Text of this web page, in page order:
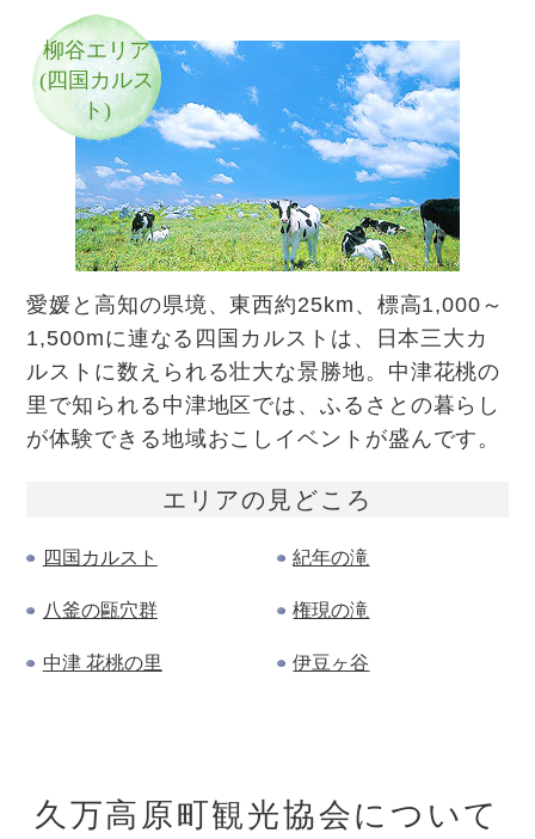
柳谷エリア
(四国カルス
ト)
愛媛と高知の県境、東西約25km、標高1,000～
1,500mに連なる四国カルストは、日本三大カ
ルストに数えられる壮大な景勝地。中津花桃の
里で知られる中津地区では、ふるさとの暮らし
が体験できる地域おこしイベントが盛んです。
エリアの 見どころ
四国カルスト 紀年の滝
八釜の甌穴群 権現の滝
中津 花桃の里 伊豆ヶ谷
久万高原町観光協会について